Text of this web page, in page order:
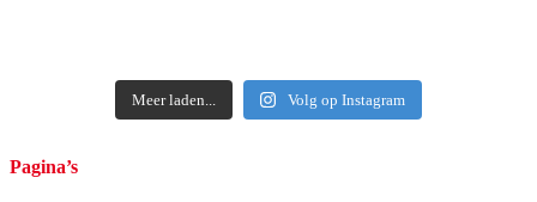
Meer laden... Volg op Instagram
Pagina’s